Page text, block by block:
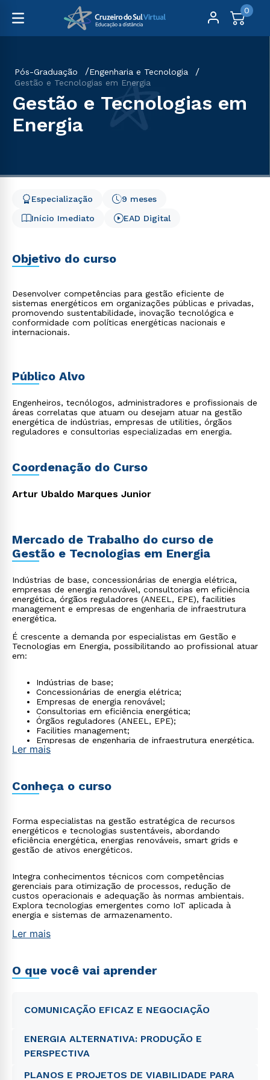
0
Pós-Graduação
Engenharia e Tecnologia
Gestão e Tecnologias em Energia
Gestão e Tecnologias em
Energia
Início Imediato
9 meses
Especialização
EAD Digital
Objetivo do curso
Desenvolver competências para gestão eficiente de
sistemas energéticos em organizações públicas e privadas,
promovendo sustentabilidade, inovação tecnológica e
conformidade com políticas energéticas nacionais e
internacionais.
Público Alvo
Engenheiros, tecnólogos, administradores e profissionais de
áreas correlatas que atuam ou desejam atuar na gestão
energética de indústrias, empresas de utilities, órgãos
reguladores e consultorias especializadas em energia.
Coordenação do Curso
Artur Ubaldo Marques Junior
Mercado de Trabalho do curso de
Gestão e Tecnologias em Energia
Indústrias de base, concessionárias de energia elétrica,
empresas de energia renovável, consultorias em eficiência
energética, órgãos reguladores (ANEEL, EPE), facilities
management e empresas de engenharia de infraestrutura
energética.
É crescente a demanda por especialistas em Gestão e
Tecnologias em Energia, possibilitando ao profissional atuar
em:
Indústrias de base;
Concessionárias de energia elétrica;
Empresas de energia renovável;
Consultorias em eficiência energética;
Órgãos reguladores (ANEEL, EPE);
Facilities management;
Empresas de engenharia de infraestrutura energética.
Ler mais
Conheça o curso
Forma especialistas na gestão estratégica de recursos
energéticos e tecnologias sustentáveis, abordando
eficiência energética, energias renováveis, smart grids e
gestão de ativos energéticos.
Integra conhecimentos técnicos com competências
gerenciais para otimização de processos, redução de
custos operacionais e adequação às normas ambientais.
Explora tecnologias emergentes como IoT aplicada à
energia e sistemas de armazenamento.
Ler mais
O que você vai aprender
COMUNICAÇÃO EFICAZ E NEGOCIAÇÃO
ENERGIA ALTERNATIVA: PRODUÇÃO E
PERSPECTIVA
PLANOS E PROJETOS DE VIABILIDADE PARA